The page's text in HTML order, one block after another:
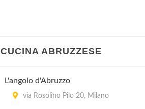
Ai Corsari
Ai Giardini
CUCINA ABRUZZESE
L'angolo d'Abruzzo
via Rosolino Pilo 20, Milano